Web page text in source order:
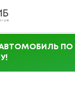
АВТОМОБИЛЬ ПО